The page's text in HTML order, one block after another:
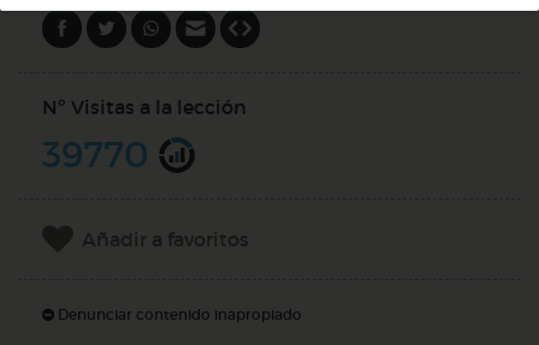
Nº Visitas a la lección
39770
Añadir a favoritos
Denunciar contenido inapropiado